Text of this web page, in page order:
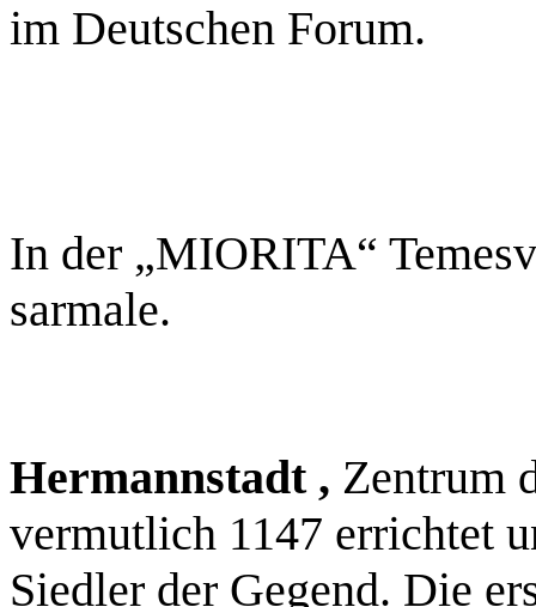
im Deutschen Forum.
In der „MIORITA“
sarmale.
Hermannstadt , Zentrum
vermutlich 1147 errichtet
Siedler der Gegend. Die